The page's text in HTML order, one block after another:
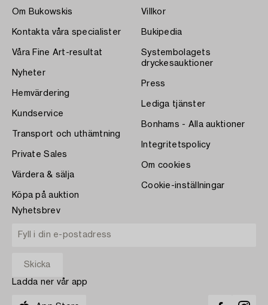
Om Bukowskis
Kontakta våra specialister
Våra Fine Art-resultat
Nyheter
Hemvärdering
Kundservice
Transport och uthämtning
Private Sales
Värdera & sälja
Köpa på auktion
Villkor
Bukipedia
Systembolagets
dryckesauktioner
Press
Lediga tjänster
Bonhams - Alla auktioner
Integritetspolicy
Om cookies
Cookie-inställningar
Nyhetsbrev
Ladda ner vår app